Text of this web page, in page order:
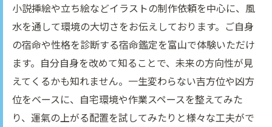
小説挿絵や立ち絵などイラストの制作依頼を中心に、風
水を通して環境の大切さをお伝えしております。ご自身
の宿命や性格を診断する宿命鑑定を富山で体験いただけ
ます。自分自身を改めて知ることで、未来の方向性が見
えてくるかも知れません。一生変わらない吉方位や凶方
位をベースに、自宅環境や作業スペースを整えてみた
り、運氣の上がる配置を試してみたりと様々な工夫がで